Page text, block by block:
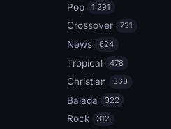
Pop 1,291
Crossover 731
News 624
Tropical 478
Christian 368
Balada 322
Rock 312